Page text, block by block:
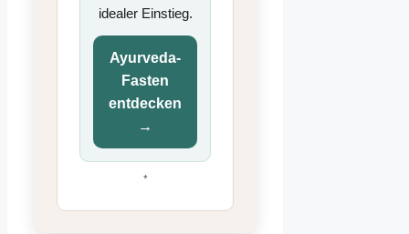
idealer Einstieg.
Ayurveda-
Fasten
entdecken
→
*